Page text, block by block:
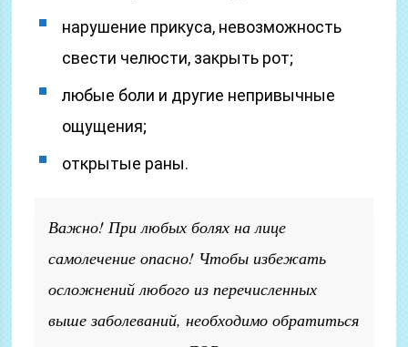
нарушение прикуса, невозможность
свести челюсти, закрыть рот;
любые боли и другие непривычные
ощущения;
открытые раны.
Важно! При любых болях на лице
самолечение опасно! Чтобы избежать
осложнений любого из перечисленных
выше заболеваний, необходимо обратиться